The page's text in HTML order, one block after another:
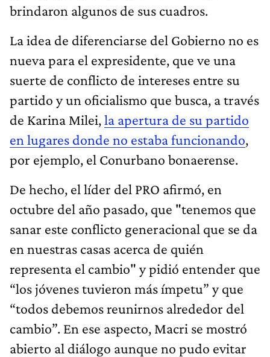
brindaron algunos de sus cuadros.
La idea de diferenciarse del Gobierno no es
nueva para el expresidente, que ve una
suerte de conflicto de intereses entre su
partido y un oficialismo que busca, a través
de Karina Milei,la apertura de su partido
en lugares donde no estaba funcionando,
por ejemplo, el Conurbano bonaerense.
De hecho, el líder del PRO afirmó, en
octubre del año pasado, que "tenemos que
sanar este conflicto generacional que se da
en nuestras casas acerca de quién
representa el cambio" y pidió entender que
“los jóvenes tuvieron más ímpetu” y que
“todos debemos reunirnos alrededor del
cambio”. En ese aspecto, Macri se mostró
abierto al diálogo aunque no pudo evitar